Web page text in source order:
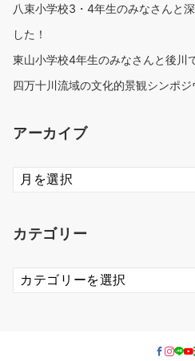
八束小学校3・4年生のみなさんと
した！
東山小学校4年生のみなさんと後川
四万十川流域の文化的景観シンポジ
アーカイブ
ア
ー
ブ
カテゴリー
カ
テ